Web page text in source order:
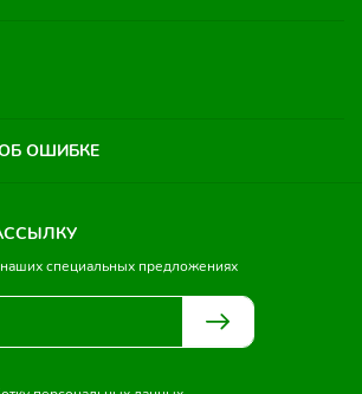
ОШИБКЕ
специальных предложениях